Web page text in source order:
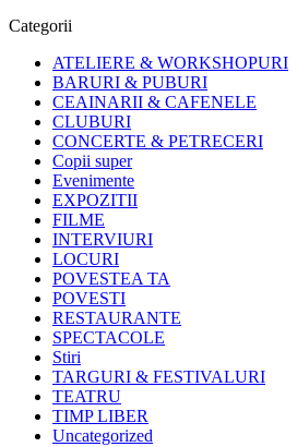
Categorii
ATELIERE & WORKSHOPURI
BARURI & PUBURI
CEAINARII & CAFENELE
CLUBURI
CONCERTE & PETRECERI
Copii super
Evenimente
EXPOZITII
FILME
INTERVIURI
LOCURI
POVESTEA TA
POVESTI
RESTAURANTE
SPECTACOLE
Stiri
TARGURI & FESTIVALURI
TEATRU
TIMP LIBER
Uncategorized